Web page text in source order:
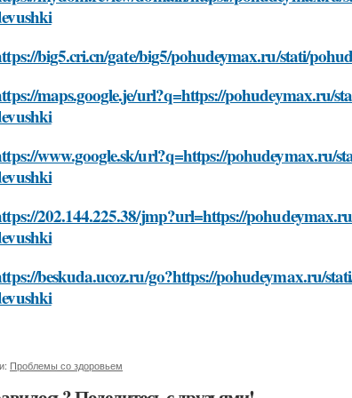
big5.cri.cn/gate/big5/pohudeymax.ru/stati/
maps.google.je/url?q=https://pohudeymax.ru/
www.google.sk/url?q=https://pohudeymax.ru/
202.144.225.38/jmp?url=https://
beskuda.ucoz.ru/go?https://pohudeymax.ru/
Проблемы со здоровьем